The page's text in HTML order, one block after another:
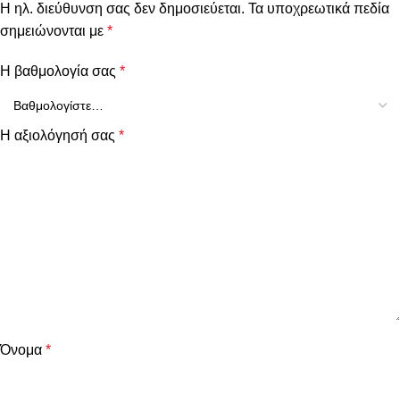
Η ηλ. διεύθυνση σας δεν δημοσιεύεται. Τα υποχρεωτικά πεδία
σημειώνονται με *
Η βαθμολογία σας *
Η αξιολόγησή σας *
Όνομα *